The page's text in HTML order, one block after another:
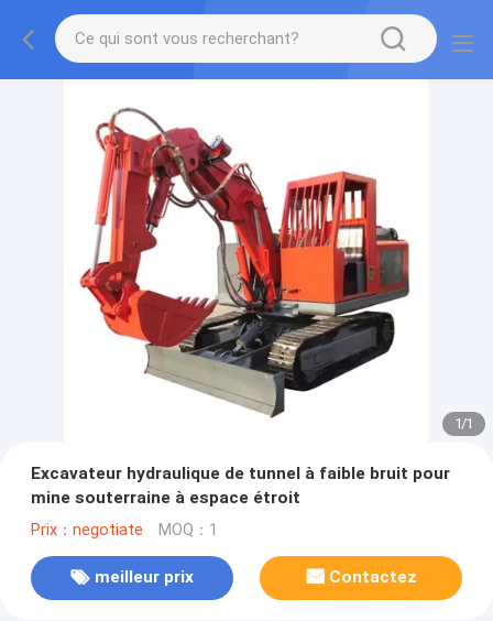
1/1
Excavateur hydraulique de tunnel à faible bruit pour
mine souterraine à espace étroit
Prix：negotiate MOQ：1
meilleur prix Contactez